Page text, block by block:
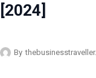
[2024]
By